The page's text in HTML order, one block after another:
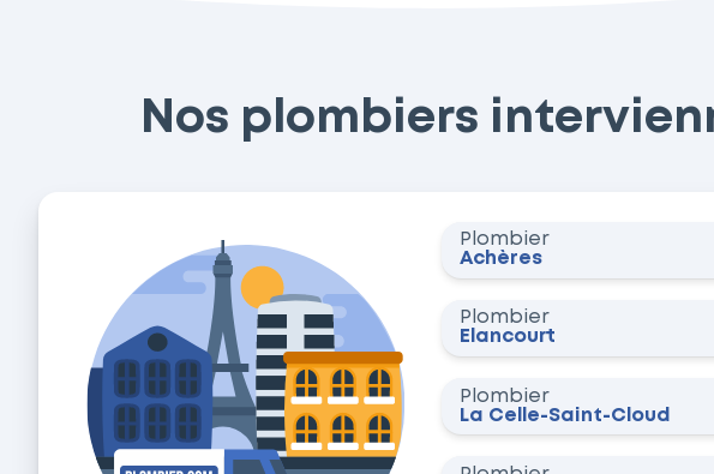
Nos plombiers
Plombier
Achères
Plombier
Élancourt
Plombier
La Celle-Saint-Cloud